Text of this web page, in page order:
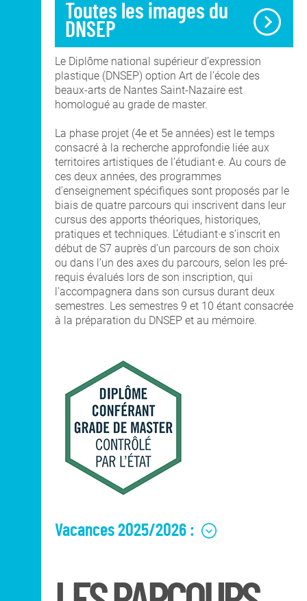
Toutes les images du
DNSEP
Le Diplôme national supérieur d’expression
plastique (DNSEP) option Art de l’école des
beaux-arts de Nantes Saint-Nazaire est
homologué au grade de master.
La phase projet (4e et 5e années) est le temps
consacré à la recherche approfondie liée aux
territoires artistiques de l’étudiant·e. Au cours de
ces deux années, des programmes
d’enseignement spécifiques sont proposés par le
biais de quatre parcours qui inscrivent dans leur
cursus des apports théoriques, historiques,
pratiques et techniques. L’étudiant·e s’inscrit en
début de S7 auprès d’un parcours de son choix
ou dans l’un des axes du parcours, selon les pré-
requis évalués lors de son inscription, qui
l’accompagnera dans son cursus durant deux
semestres. Les semestres 9 et 10 étant consacrée
à la préparation du DNSEP et au mémoire.
Vacances 2025/2026 :
- Toussaint : du dimanche 26 octobre 2025au